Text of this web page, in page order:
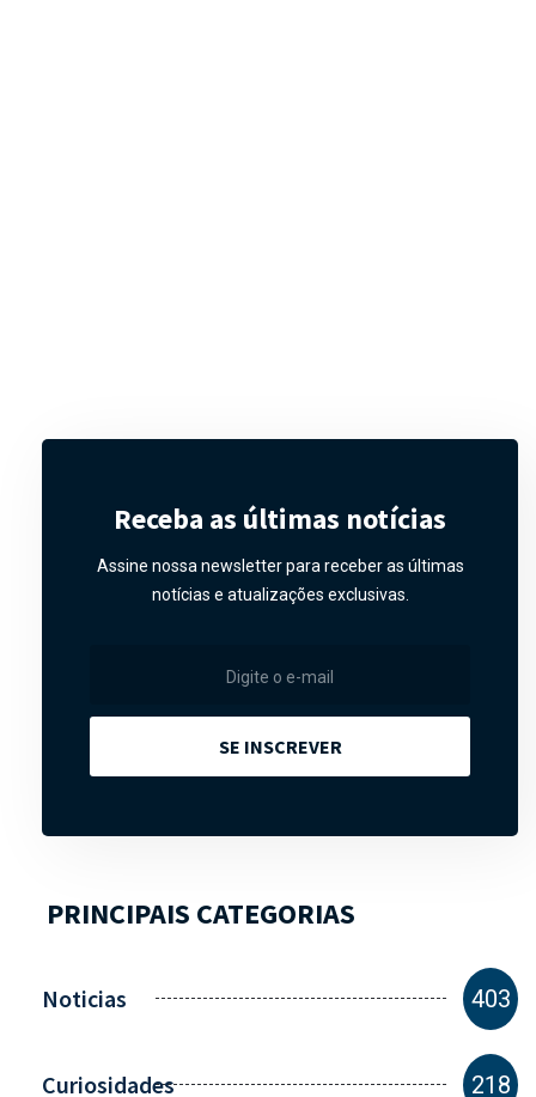
Receba as últimas notícias
Assine nossa newsletter para receber as últimas
notícias e atualizações exclusivas.
SE INSCREVER
PRINCIPAIS CATEGORIAS
Noticias 403
Curiosidades 218